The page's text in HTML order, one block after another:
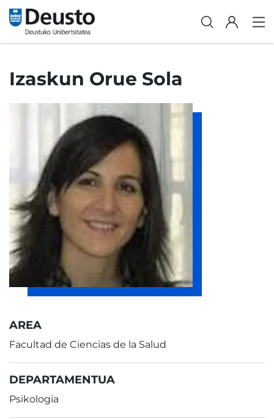
Izaskun Orue Sola
AREA
Facultad de Ciencias de la Salud
DEPARTAMENTUA
Psikologia